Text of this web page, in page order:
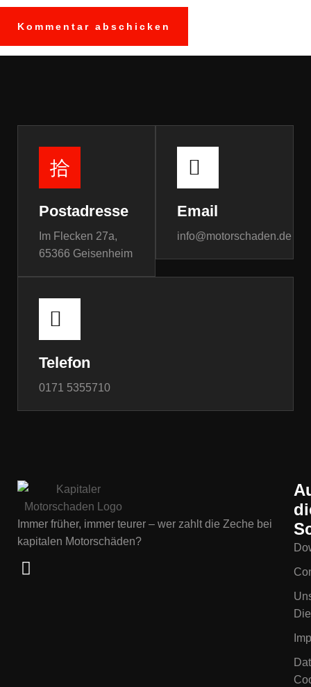
Postadresse
Im Flecken 27a,
65366 Geisenheim
Email
info@motorschaden.de
Telefon
0171 5355710
Immer früher, immer teurer – wer zahlt die Zeche bei
kapitalen Motorschäden?